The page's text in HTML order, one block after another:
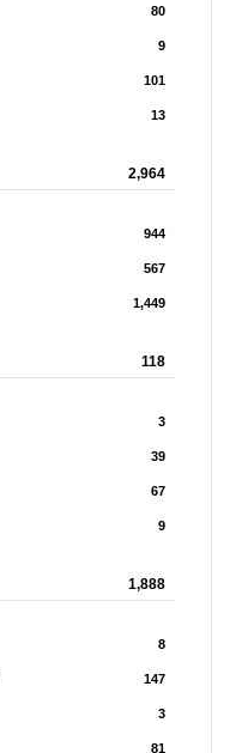
80
9
101
13
2,964
944
567
1,449
118
3
39
67
9
1,888
8
147
3
81